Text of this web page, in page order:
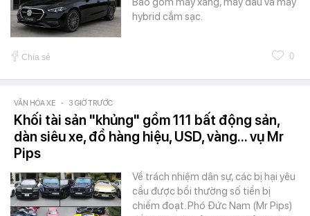
hybrid cắm sạc.
Chia sẻ 0
VĂN HÓA XE - 3 GIỜ TRƯỚC
Khối tài sản "khủng" gồm 111 bất động sản,
dàn siêu xe, đồ hàng hiệu, USD, vàng... vụ Mr
Pips
Về trách nhiệm dân sự, các bị hại yêu
cầu được bồi thường số tiền bị
chiếm đoạt. Phó Đức Nam (Mr Pips)